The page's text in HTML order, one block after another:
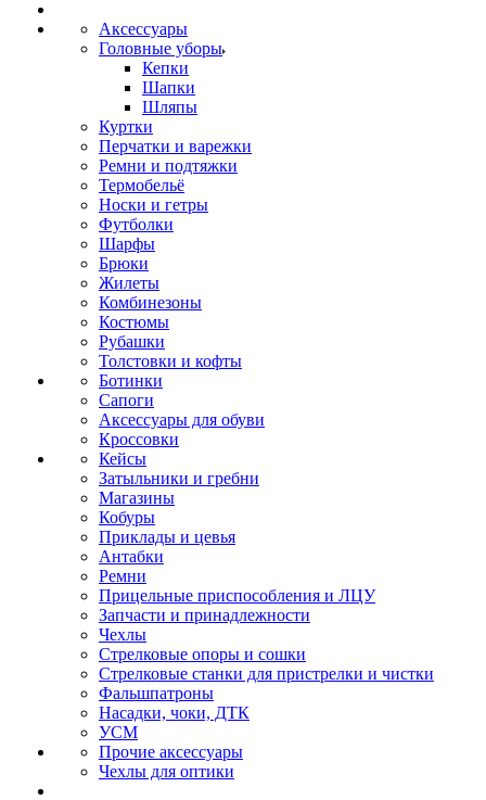
Аксессуары
Головные уборы
Кепки
Шапки
Шляпы
Куртки
Перчатки и варежки
Ремни и подтяжки
Термобельё
Носки и гетры
Футболки
Шарфы
Брюки
Жилеты
Комбинезоны
Костюмы
Рубашки
Толстовки и кофты
Ботинки
Сапоги
Аксессуары для обуви
Кроссовки
Кейсы
Затыльники и гребни
Магазины
Кобуры
Приклады и цевья
Антабки
Ремни
Прицельные приспособления и ЛЦУ
Запчасти и принадлежности
Чехлы
Стрелковые опоры и сошки
Стрелковые станки для пристрелки и чистки
Фальшпатроны
Насадки, чоки, ДТК
УСМ
Прочие аксессуары
Чехлы для оптики